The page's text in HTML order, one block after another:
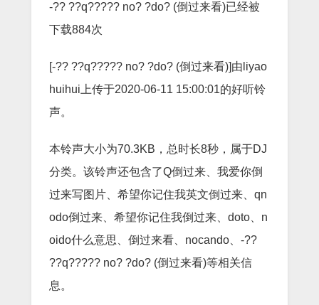
-?? ??q????? no? ?do? (倒过来看)已经被
下载884次
[-?? ??q????? no? ?do? (倒过来看)]由liyao
huihui上传于2020-06-11 15:00:01的好听铃
声。
本铃声大小为70.3KB，总时长8秒，属于DJ
分类。该铃声还包含了Q倒过来、我爱你倒
过来写图片、希望你记住我英文倒过来、qn
odo倒过来、希望你记住我倒过来、doto、n
oido什么意思、倒过来看、nocando、-??
??q????? no? ?do? (倒过来看)等相关信
息。